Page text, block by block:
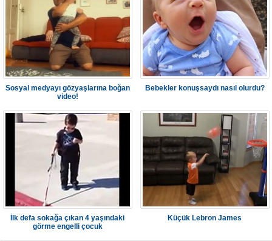
Sosyal medyayı gözyaşlarına boğan
video!
Bebekler konuşsaydı nasıl olurdu?
İlk defa sokağa çıkan 4 yaşındaki
görme engelli çocuk
Küçük Lebron James